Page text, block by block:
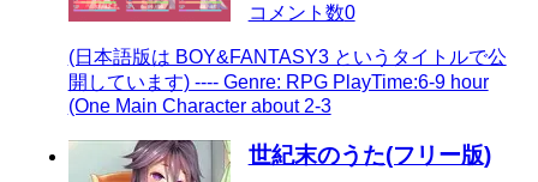
コメント数0
(日本語版は BOY&FANTASY3 というタイトルで公
開しています) ---- Genre: RPG PlayTime:6-9 hour
(One Main Character about 2-3
世紀末のうた(フリー版)